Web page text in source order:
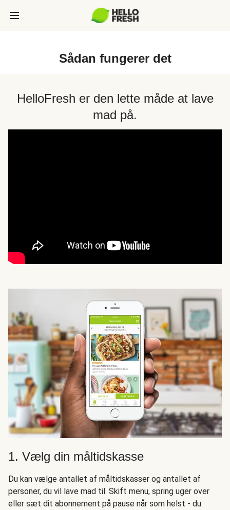
Sådan fungerer det
HelloFresh er den lette måde at lave
mad på.
1. Vælg din måltidskasse
Du kan vælge antallet af måltidskasser og antallet af
personer, du vil lave mad til. Skift menu, spring uger over
eller sæt dit abonnement på pause når som helst - du